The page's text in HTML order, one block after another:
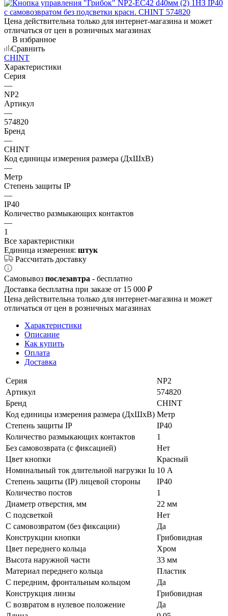
Цена действительна только для интернет-магазина и может
отличаться от цен в розничных магазинах
В избранное
Сравнить
CHINT
Характеристики
Серия
—
NP2
Артикул
—
574820
Бренд
—
CHINT
Код единицы измерения размера (ДхШхВ)
—
Метр
Степень защиты IP
—
IP40
Количество размыкающих контактов
—
1
Все характеристики
Единица измерения: штук
Рассчитать доставку
Самовывоз послезавтра - бесплатно
Доставка бесплатна при заказе от 15 000 ₽
Цена действительна только для интернет-магазина и может
отличаться от цен в розничных магазинах
Характеристики
Описание
Как купить
Оплата
Доставка
Серия
NP2
Артикул
574820
Бренд
CHINT
Код единицы измерения размера (ДхШхВ) Метр
Степень защиты IP
IP40
Количество размыкающих контактов
1
Без самовозврата (с фиксацией)
Нет
Цвет кнопки
Красный
Номинальный ток длительной нагрузки Iu 10 А
Степень защиты (IP) лицевой стороны
IP40
Количество постов
1
Диаметр отверстия, мм
22 мм
С подсветкой
Нет
С самовозвратом (без фиксации)
Да
Конструкции кнопки
Грибовидная
Цвет переднего кольца
Хром
Высота наружной части
33 мм
Материал переднего кольца
Пластик
С передним, фронтальным кольцом
Да
Конструкция линзы
Грибовидная
С возвратом в нулевое положение
Да